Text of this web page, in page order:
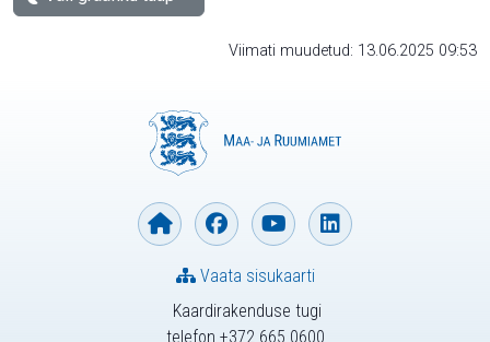
Viimati muudetud: 13.06.2025 09:53
Kaardirakenduse tugi
telefon +372 665 0600
Vaata sisukaarti